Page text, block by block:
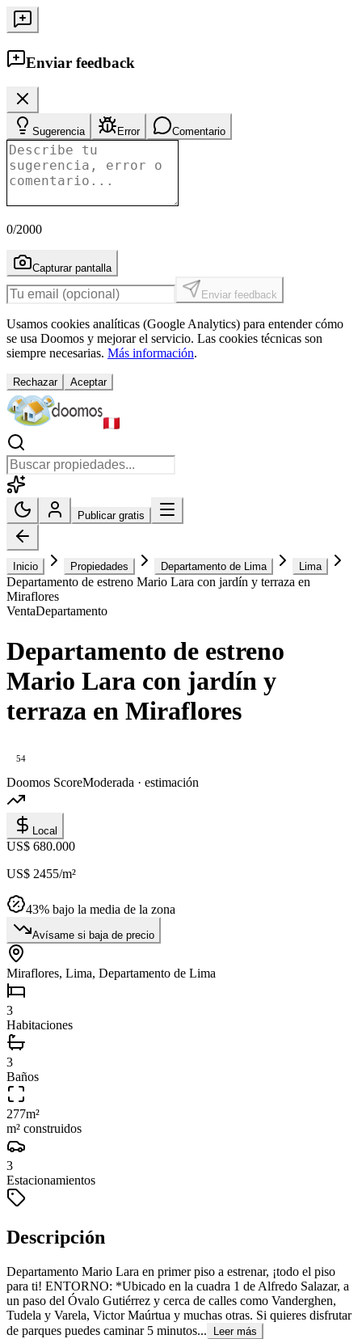
Enviar feedback
Sugerencia Error Comentario
0/2000
Capturar pantalla
Enviar feedback
Usamos cookies analíticas (Google Analytics) para entender cómo
se usa Doomos y mejorar el servicio. Las cookies técnicas son
siempre necesarias. Más información.
Rechazar Aceptar
Publicar gratis
Inicio Propiedades Departamento de Lima Lima
Departamento de estreno Mario Lara con jardín y terraza en
Miraflores
VentaDepartamento
Departamento de estreno
Mario Lara con jardín y
terraza en Miraflores
54
Doomos ScoreModerada · estimación
Local
US$ 680.000
US$ 2455/m²
43% bajo la media de la zona
Avísame si baja de precio
Miraflores, Lima, Departamento de Lima
3
Habitaciones
3
Baños
277m²
m² construidos
3
Estacionamientos
Descripción
Departamento Mario Lara en primer piso a estrenar, ¡todo el piso
para ti! ENTORNO: *Ubicado en la cuadra 1 de Alfredo Salazar, a
un paso del Óvalo Gutiérrez y cerca de calles como Vanderghen,
Tudela y Varela, Victor Maúrtua y muchas otras. Si quieres disfrutar
de parques puedes caminar 5 minutos...
Leer más